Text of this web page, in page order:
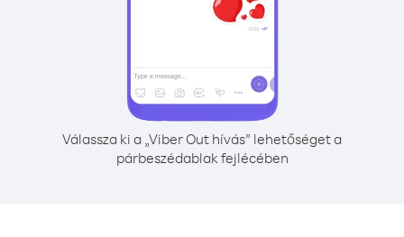
Válassza ki a „Viber Out hívás” lehetőséget a
párbeszédablak fejlécében